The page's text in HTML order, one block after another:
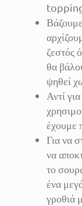
topping
ζεστός
θα
ψηθεί
Αντί
έχουμε
Για να
να
το
ένα
γροθιά